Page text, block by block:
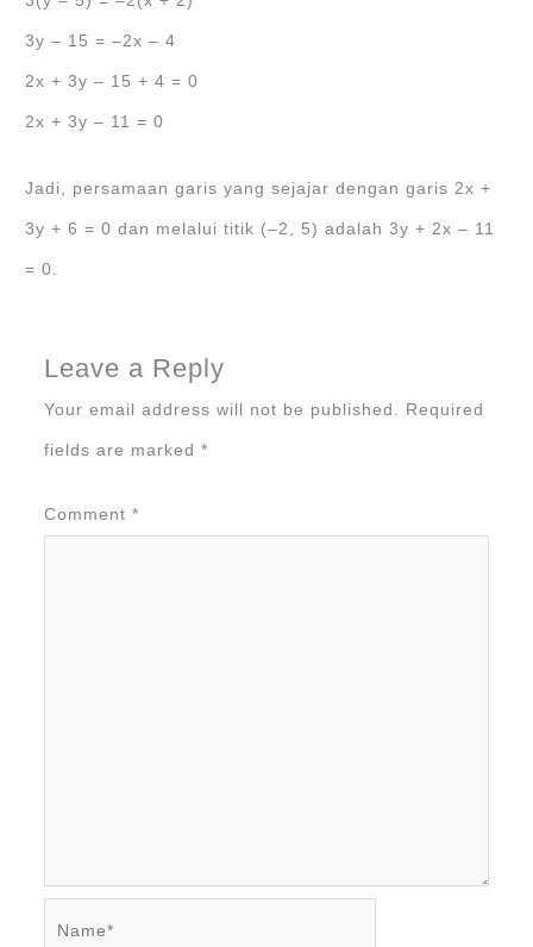
3y ‒ 15 = ‒2x ‒ 4
2x + 3y ‒ 15 + 4 = 0
2x + 3y ‒ 11 = 0
Jadi, persamaan garis yang sejajar dengan garis 2x +
3y + 6 = 0 dan melalui titik (‒2, 5) adalah 3y + 2x ‒ 11
= 0.
Leave a Reply
Your email address will not be published. Required
fields are marked *
Comment *